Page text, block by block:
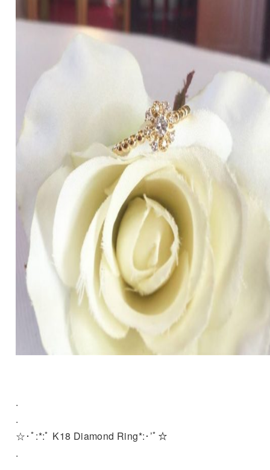
.
.
☆･ﾟ:*:ﾟ K18 Diamond Ring*:･’ﾟ☆
.